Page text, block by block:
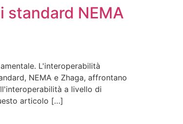
NEMA
L'interoperabilità
NEMA e Zhaga, affrontano
a livello di
articolo […]